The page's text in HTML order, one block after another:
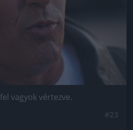
vagyok vértezve.